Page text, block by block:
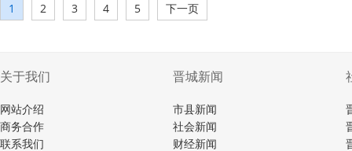
1 2 3 4 5 下一页
关于我们
网站介绍
商务合作
联系我们
晋城新闻
市县新闻
社会新闻
财经新闻